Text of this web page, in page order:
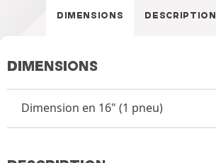
DIMENSIONS DESCRIPTION
DIMENSIONS
Dimension en 16" (1 pneu)